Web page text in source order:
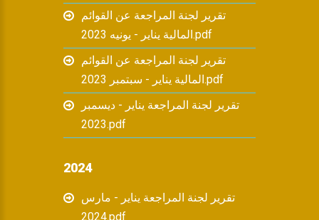
تقرير لجنة المراجعة عن القوائم
المالية يناير - يونيه 2023.pdf
تقرير لجنة المراجعة عن القوائم
المالية يناير - سبتمبر 2023.pdf
تقرير لجنة المراجعة يناير - ديسمبر
2023.pdf
2024
تقرير لجنة المراجعة يناير - مارس
2024.pdf